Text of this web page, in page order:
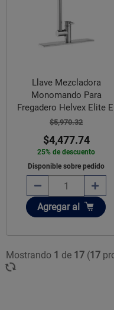
Llave Mezcladora
Monomando Para
Fregadero Helvex Elite
300
$5,970.32
$4,477.74
25% de descuento
Disponible sobre pedido
Añadir
Agregar al
Mostrando 1 de 17 (17